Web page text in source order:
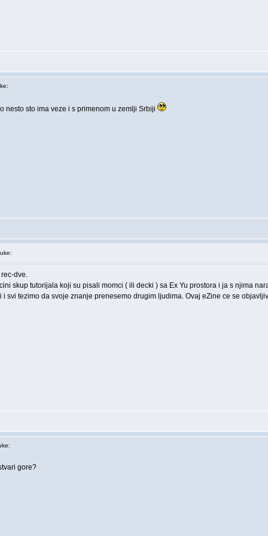
nesto sto ima veze i s primenom u zemlji Srbiji
dve.
skup tutorijala koji su pisali momci ( ili decki ) sa Ex Yu prostora i ja s njima
svi tezimo da svoje znanje prenesemo drugim ljudima. Ovaj eZine ce se
gore?